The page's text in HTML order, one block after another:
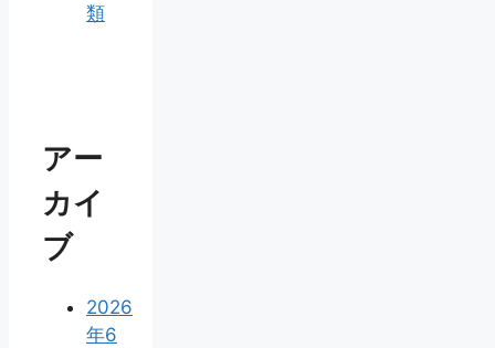
類
アー
カイ
ブ
2026
年6